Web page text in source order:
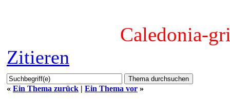
Caledonia-
Zitieren
« Ein Thema zurück | Ein Thema vor »